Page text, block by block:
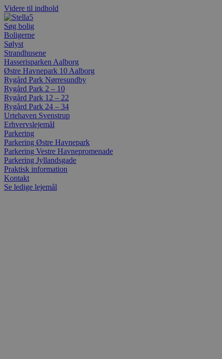
Videre til indhold
Søg bolig
Boligerne
Sølyst
Strandhusene
Hasserisparken Aalborg
Østre Havnepark 10 Aalborg
Rygård Park Nørresundby
Rygård Park 2 – 10
Rygård Park 12 – 22
Rygård Park 24 – 34
Urtehaven Svenstrup
Erhvervslejemål
Parkering
Parkering Østre Havnepark
Parkering Vestre Havnepromenade
Parkering Jyllandsgade
Praktisk information
Kontakt
Se ledige lejemål